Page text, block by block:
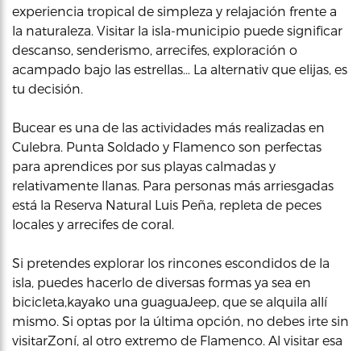
experiencia tropical de simpleza y relajación frente a
la naturaleza. Visitar la isla-municipio puede significar
descanso, senderismo, arrecifes, exploración o
acampado bajo las estrellas… La alternativ que elijas, es
tu decisión.
Bucear es una de las actividades más realizadas en
Culebra. Punta Soldado y Flamenco son perfectas
para aprendices por sus playas calmadas y
relativamente llanas. Para personas más arriesgadas
está la Reserva Natural Luis Peña, repleta de peces
locales y arrecifes de coral.
Si pretendes explorar los rincones escondidos de la
isla, puedes hacerlo de diversas formas ya sea en
bicicleta,kayako una guaguaJeep, que se alquila allí
mismo. Si optas por la última opción, no debes irte sin
visitarZoní, al otro extremo de Flamenco. Al visitar esa